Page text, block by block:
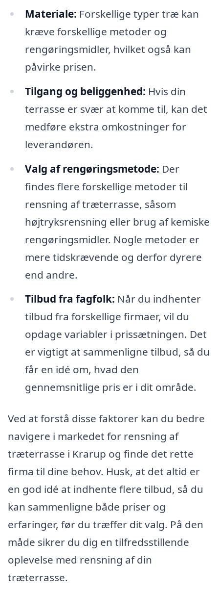
Materiale: Forskellige typer træ kan
kræve forskellige metoder og
rengøringsmidler, hvilket også kan
påvirke prisen.
Tilgang og beliggenhed: Hvis din
terrasse er svær at komme til, kan det
medføre ekstra omkostninger for
leverandøren.
Valg af rengøringsmetode: Der
findes flere forskellige metoder til
rensning af træterrasse, såsom
højtryksrensning eller brug af kemiske
rengøringsmidler. Nogle metoder er
mere tidskrævende og derfor dyrere
end andre.
Tilbud fra fagfolk: Når du indhenter
tilbud fra forskellige firmaer, vil du
opdage variabler i prissætningen. Det
er vigtigt at sammenligne tilbud, så du
får en idé om, hvad den
gennemsnitlige pris er i dit område.
Ved at forstå disse faktorer kan du bedre
navigere i markedet for rensning af
træterrasse i Krarup og finde det rette
firma til dine behov. Husk, at det altid er
en god idé at indhente flere tilbud, så du
kan sammenligne både priser og
erfaringer, før du træffer dit valg. På den
måde sikrer du dig en tilfredsstillende
oplevelse med rensning af din
træterrasse.